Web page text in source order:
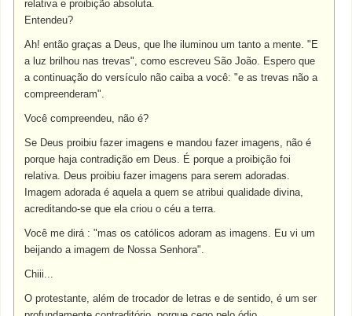
relativa e proibição absoluta.
Entendeu?
Ah! então graças a Deus, que lhe iluminou um tanto a mente. "E
a luz brilhou nas trevas", como escreveu São João. Espero que
a continuação do versículo não caiba a você: "e as trevas não a
compreenderam".
Você compreendeu, não é?
Se Deus proibiu fazer imagens e mandou fazer imagens, não é
porque haja contradição em Deus. É porque a proibição foi
relativa. Deus proibiu fazer imagens para serem adoradas.
Imagem adorada é aquela a quem se atribui qualidade divina,
acreditando-se que ela criou o céu a terra.
Você me dirá : "mas os católicos adoram as imagens. Eu vi um
beijando a imagem de Nossa Senhora".
Chiii...
O protestante, além de trocador de letras e de sentido, é um ser